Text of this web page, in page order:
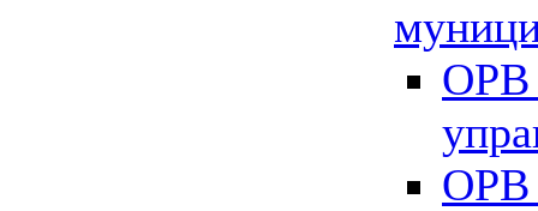
ОРВ
ОРВ